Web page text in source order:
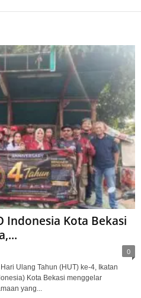
Indonesia Kota Bekasi
0
Ulang Tahun (HUT) ke-4, Ikatan
Kota Bekasi menggelar
yang...